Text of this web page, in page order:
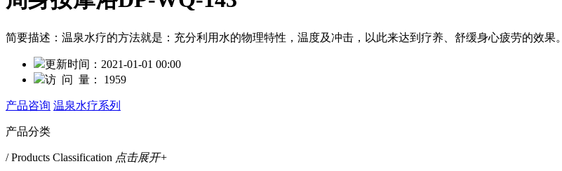
简要描述： 温泉水疗的方法就是：充分利用水的物理特性，温度及冲击，以此来达到疗养、舒缓身心疲劳的效果。
更新时间： 2021-01-01 00:00
访 问 量：
1959
产品咨询 温泉水疗系列
产品分类
/ Products Classification 点击展开+